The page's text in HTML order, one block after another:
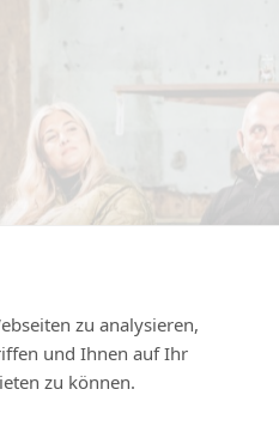
zu analysieren,
und Ihnen auf Ihr
zu können.